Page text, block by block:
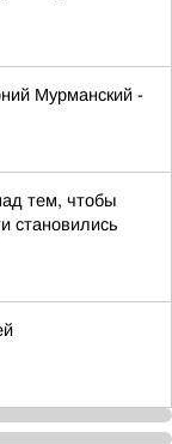
Мурманский -
тем, чтобы
становились